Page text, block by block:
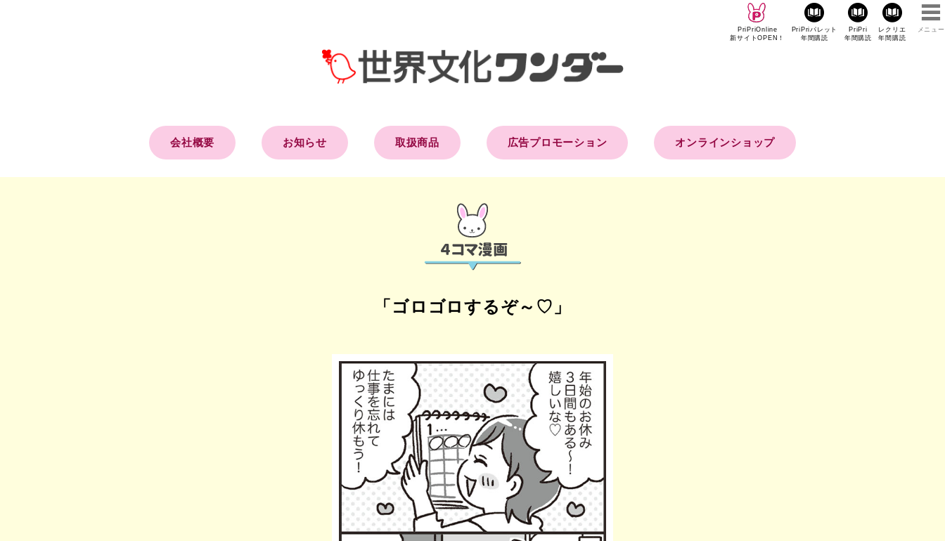
PriPriOnline
新サイトOPEN！
PriPriパレット
年間購読
PriPri
年間購読
レクリエ
年間購読
メニュー
会社概要 お知らせ 取扱商品 広告プロモーション オンラインショップ
「ゴロゴロするぞ～♡」